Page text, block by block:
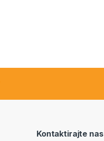
Kontaktirajte nas